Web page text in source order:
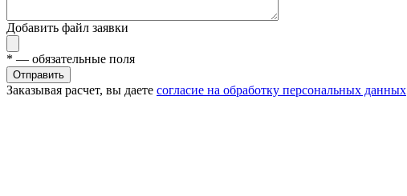
Добавить файл заявки
* — обязательные поля
Отправить
Заказывая расчет, вы даете согласие на обработку персональных данных